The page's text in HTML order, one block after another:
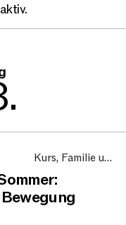
Kurs, Familie und